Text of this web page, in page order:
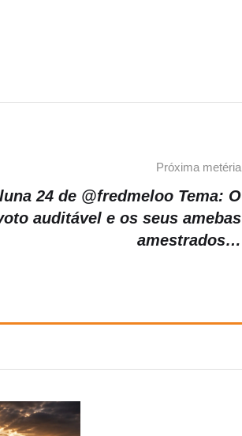
Próxima metéria
24 de @fredmeloo Tema: O
auditável e os seus amebas
amestrados…